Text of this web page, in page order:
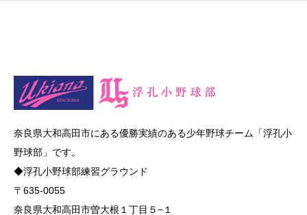
奈良県大和高田市にある優勝実績のある少年野球チーム「浮孔小
野球部」です。
◆浮孔小野球部練習グラウンド
〒635-0055
奈良県大和高田市曽大根１丁目５−１